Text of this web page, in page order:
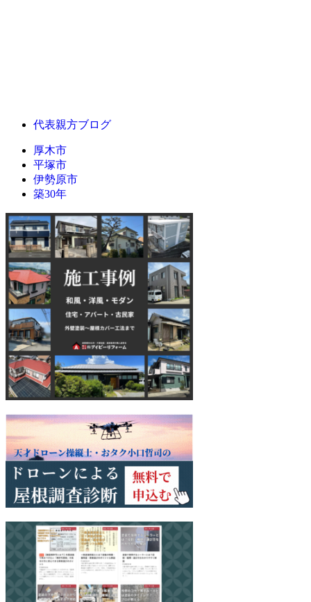
代表親方ブログ
厚木市
平塚市
伊勢原市
築30年